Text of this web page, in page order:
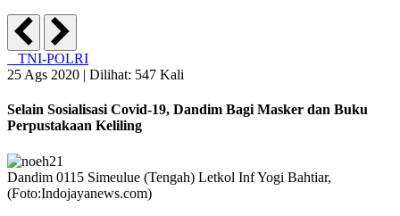
TNI-POLRI
25 Ags 2020 | Dilihat: 547 Kali
Selain Sosialisasi Covid-19, Dandim Bagi Masker dan Buku
Perpustakaan Keliling
Dandim 0115 Simeulue (Tengah) Letkol Inf Yogi Bahtiar,
(Foto:Indojayanews.com)